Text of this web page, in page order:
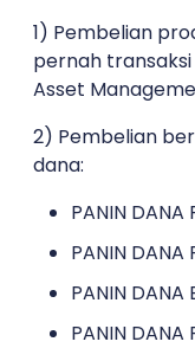
1) Pembelian
pernah transaksi
Asset
2) Pembelian
dana:
PANIN DANA
PANIN DANA
PANIN DANA
PANIN DANA